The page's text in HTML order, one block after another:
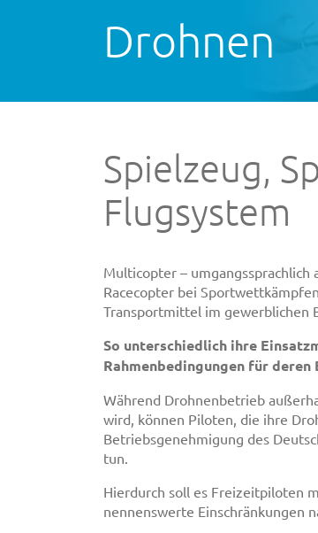
Drohnen
Spielzeug,
Flugsystem
Multicopter – umgangssprachlich
Racecopter bei
Transportmittel im gewerblichen
So unterschiedlich ihre
Rahmenbedingungen für deren
Während Drohnenbetrieb
wird, können Piloten, die ihre
Betriebsgenehmigung des
tun.
Hierdurch soll es Freizeitpiloten
nennenswerte Einschränkungen